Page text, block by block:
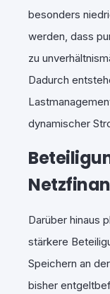
besonders
werden, dass
zu
Dadurch
dynamischer
Darüber hinaus
stärkere
Speichern an
bisher